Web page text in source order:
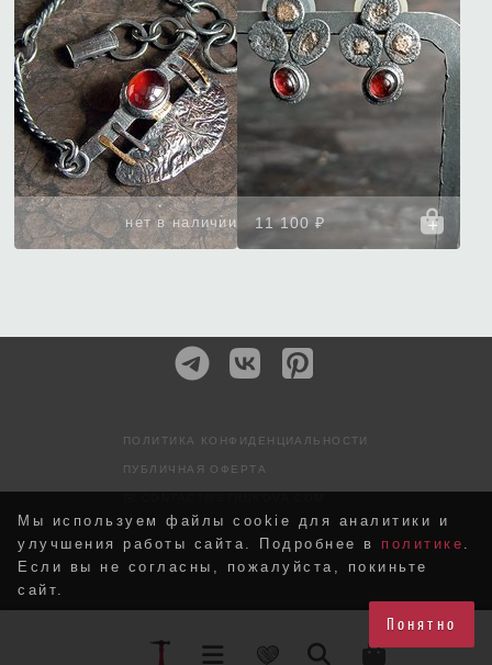
Мы используем файлы cookie для аналитики и
улучшения работы сайта. Подробнее в политике .
Если вы не согласны, пожалуйста, покиньте
сайт.
Понятно
нет в наличии 11 100 ₽
ПОЛИТИКА КОНФИДЕНЦИАЛЬНОСТИ
ПУБЛИЧНАЯ ОФЕРТА
Структивизм © 2026 Хостинг от